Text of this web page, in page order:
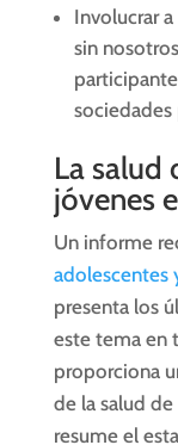
Involucrar
sin
sociedades
La salud
jóvenes
Un informe
adolescentes
presenta los
este tema en
proporciona
de la salud
resume el